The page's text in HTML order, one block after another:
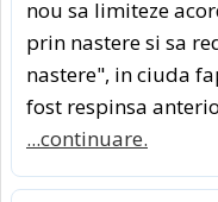
nou sa limiteze
prin nastere si sa
nastere", in ciuda
fost respinsa
...continuare.